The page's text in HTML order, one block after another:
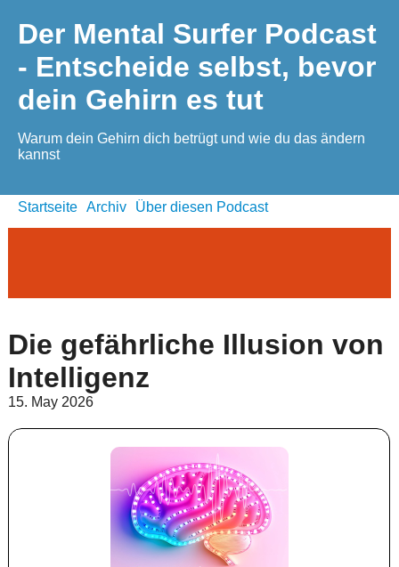
Der Mental Surfer Podcast
- Entscheide selbst, bevor
dein Gehirn es tut
Warum dein Gehirn dich betrügt und wie du das ändern
kannst
Startseite Archiv Über diesen Podcast
Die gefährliche Illusion von
Intelligenz
15. May 2026